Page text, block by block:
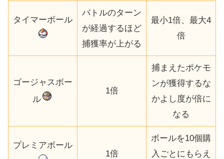
タイマーボール
バトルのターン
が経過するほど
捕獲率が上がる
最小1倍、最大4
倍
ゴージャスボー
ル
1倍
捕まえたポケモ
ンが獲得するな
かよし度が倍に
なる
プレミアボール
1倍
ボールを10個購
入ごとにもらえ